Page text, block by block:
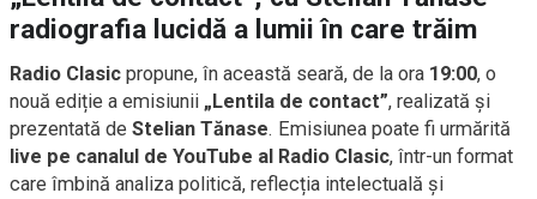
radiografia lucidă a lumii în care trăim
Radio Clasic propune, în această seară, de la ora 19:00, o
nouă ediție a emisiunii „Lentila de contact”, realizată și
prezentată de Stelian Tănase. Emisiunea poate fi urmărită
live pe canalul de YouTube al Radio Clasic, într-un format
care îmbină analiza politică, reflecția intelectuală și